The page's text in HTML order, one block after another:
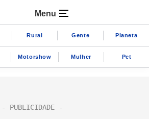
Menu
Rural Gente Planeta
Motorshow Mulher Pet